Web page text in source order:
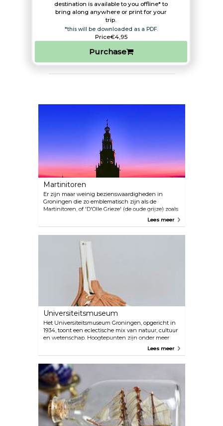
destination is available to you offline* to
bring along anywhere or print for your
trip.​
*this will be downloaded as a PDF.
Price€4,95
Purchase
Martinitoren
Er zijn maar weinig bezienswaardigheden in
Groningen die zo emblematisch zijn als de
Martinitoren, of 'D'Olle Grieze' (de oude grijze) zoals
de lokale bevolking het noemt, die van veraf trots
gebouwd in de 15e eeuw en strekt zich bijna 100
vergezichten voor degenen die alle 260 treden
Lees meer
Universiteitsmuseum
Het Universiteitsmuseum Groningen, opgericht in
1934, toont een eclectische mix van natuur, cultuur
en wetenschap. Hoogtepunten zijn onder meer
historische medische instrumenten, 's werelds
afgestudeerde van Nederland. Het anatomisch
theater van het museum bevat ongeveer 50
macabere anatomische preparaten, evenals enkele
skeletten en wasmodellen. Bekijk de officiële
website om meer te weten te komen over de steeds
veranderende tijdelijke tentoonstellingen.
Lees meer